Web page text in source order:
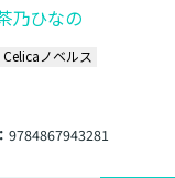
乃ひなの
Celicaノベルス
9784867943281